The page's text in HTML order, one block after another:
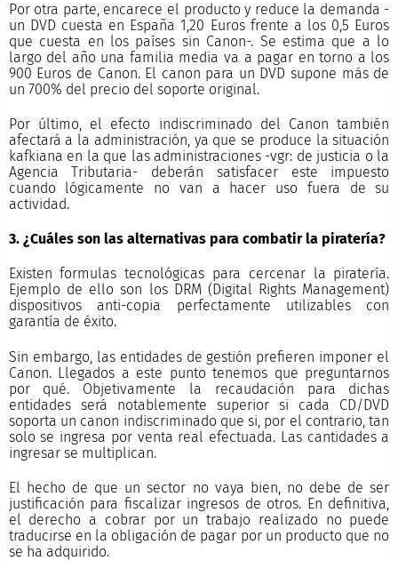
Por otra parte, encarece el producto y reduce la demanda -
un DVD cuesta en España 1,20 Euros frente a los 0,5 Euros
que cuesta en los países sin Canon-. Se estima que a lo
largo del año una familia media va a pagar en torno a los
900 Euros de Canon. El canon para un DVD supone más de
un 700% del precio del soporte original.
Por último, el efecto indiscriminado del Canon también
afectará a la administración, ya que se produce la situación
kafkiana en la que las administraciones -vgr: de justicia o la
Agencia Tributaria- deberán satisfacer este impuesto
cuando lógicamente no van a hacer uso fuera de su
actividad.
3. ¿Cuáles son las alternativas para combatir la piratería?
Existen formulas tecnológicas para cercenar la piratería.
Ejemplo de ello son los DRM (Digital Rights Management)
dispositivos anti-copia perfectamente utilizables con
garantía de éxito.
Sin embargo, las entidades de gestión prefieren imponer el
Canon. Llegados a este punto tenemos que preguntarnos
por qué. Objetivamente la recaudación para dichas
entidades será notablemente superior si cada CD/DVD
soporta un canon indiscriminado que si, por el contrario, tan
solo se ingresa por venta real efectuada. Las cantidades a
ingresar se multiplican.
El hecho de que un sector no vaya bien, no debe de ser
justificación para fiscalizar ingresos de otros. En definitiva,
el derecho a cobrar por un trabajo realizado no puede
traducirse en la obligación de pagar por un producto que no
se ha adquirido.